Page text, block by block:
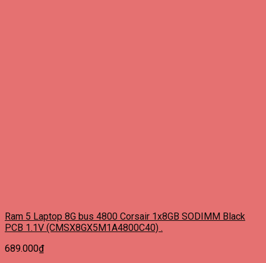
Ram 5 Laptop 8G bus 4800 Corsair 1x8GB SODIMM Black
PCB 1.1V (CMSX8GX5M1A4800C40) .
689.000₫